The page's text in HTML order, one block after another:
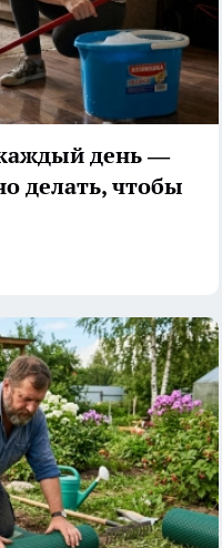
день —
делать, чтобы